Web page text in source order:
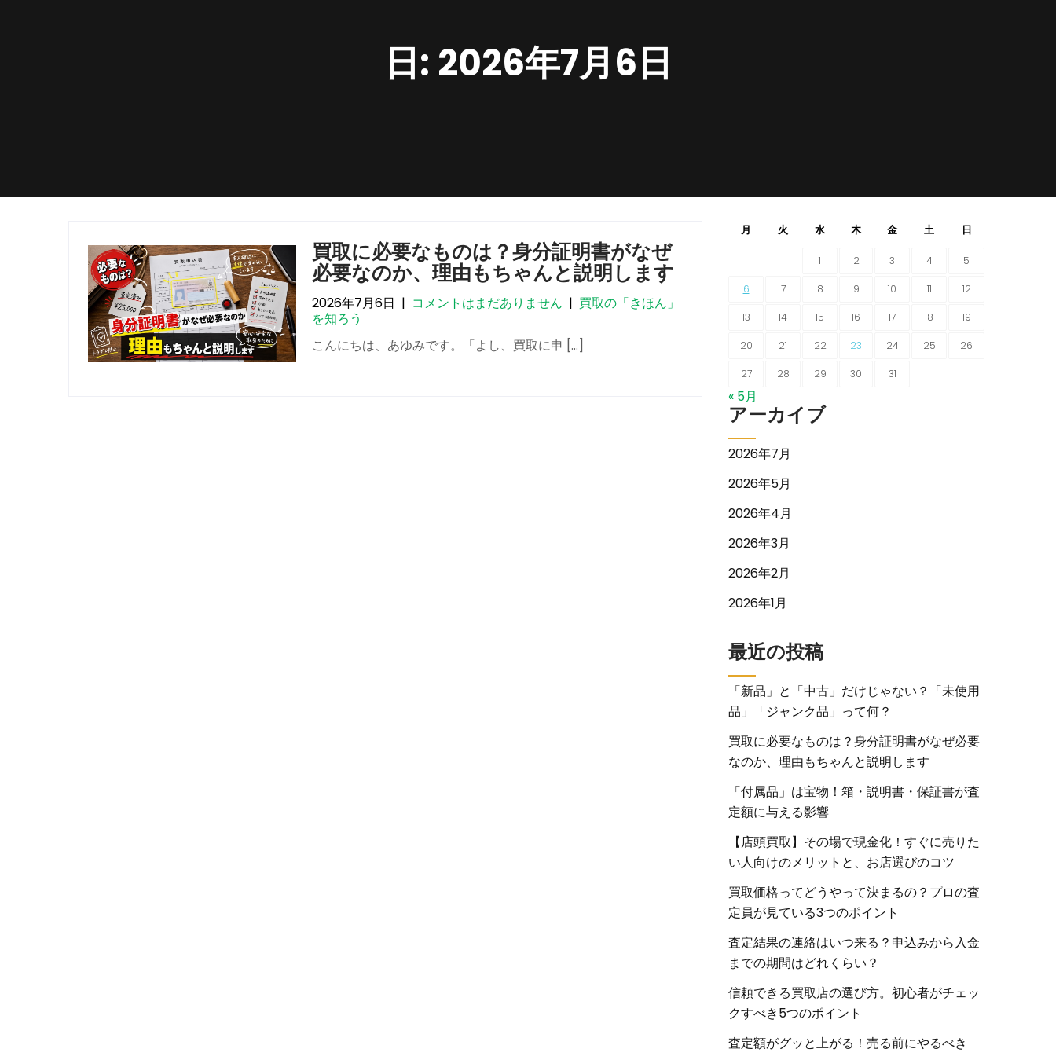
日: 2026年7月6日
買取に必要なものは？身分証明書がなぜ
必要なのか、理由もちゃんと説明します
2026年7月6日 | コメントはまだありません | 買取の「きほん」
を知ろう
こんにちは、あゆみです。「よし、買取に申 […]
月 火 水 木 金 土 日
1 2 3 4 5
6 7 8 9 10 11 12
13 14 15 16 17 18 19
20 21 22 23 24 25 26
27 28 29 30 31
« 5月
アーカイブ
2026年7月
2026年5月
2026年4月
2026年3月
2026年2月
2026年1月
最近の投稿
「新品」と「中古」だけじゃない？「未使用
品」「ジャンク品」って何？
買取に必要なものは？身分証明書がなぜ必要
なのか、理由もちゃんと説明します
「付属品」は宝物！箱・説明書・保証書が査
定額に与える影響
【店頭買取】その場で現金化！すぐに売りた
い人向けのメリットと、お店選びのコツ
買取価格ってどうやって決まるの？プロの査
定員が見ている3つのポイント
査定結果の連絡はいつ来る？申込みから入金
までの期間はどれくらい？
信頼できる買取店の選び方。初心者がチェッ
クすべき5つのポイント
査定額がグッと上がる！売る前にやるべき